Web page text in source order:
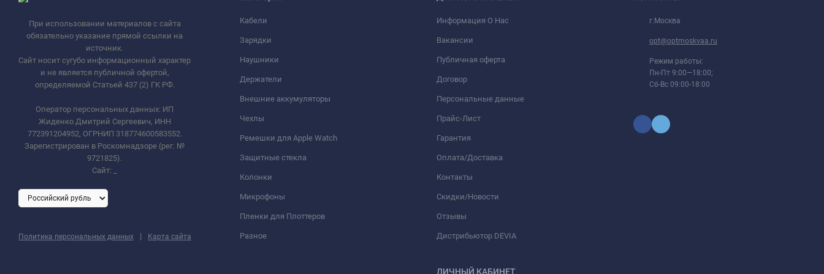
При использовании материалов с сайта
обязательно указание прямой ссылки на
источник.
Сайт носит сугубо информационный характер
и не является публичной офертой,
определяемой Статьей 437 (2) ГК РФ.
Оператор персональных данных: ИП
Жиденко Дмитрий Сергеевич, ИНН
772391204952, ОГРНИП 318774600583552.
Зарегистрирован в Роскомнадзоре (рег. №
9721825).
Сайт:
Политика персональных данных | Карта сайта
Кабели
Зарядки
Наушники
Держатели
Внешние аккумуляторы
Чехлы
Ремешки для Apple Watch
Защитные стекла
Колонки
Микрофоны
Пленки для Плоттеров
Разное
Информация О Нас
Вакансии
Публичная оферта
Договор
Персональные данные
Прайс-Лист
Гарантия
Оплата/Доставка
Контакты
Скидки/Новости
Отзывы
Дистрибьютор DEVIA
ЛИЧНЫЙ КАБИНЕТ
г.Москва
opt@optmoskvaa.ru
Режим работы:
Пн-Пт 9:00—18:00;
Сб-Вс 09:00-18:00